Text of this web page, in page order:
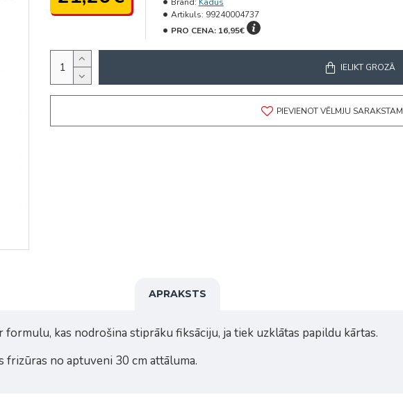
Artikuls: 99240004737
PRO CENA: 16,95€
IELIKT GROZĀ
PIEVIENOT VĒLMJU SARAKSTAM
APRAKSTS
kas nodrošina stiprāku fiksāciju, ja tiek uzklātas papildu kārtas.
frizūras no aptuveni 30 cm attāluma.